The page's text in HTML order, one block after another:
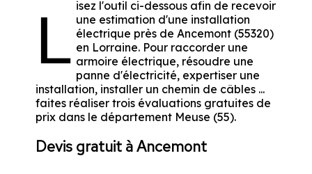
L isez l'outil ci-dessous afin de recevoir
une estimation d'une installation
électrique près de Ancemont (55320)
en Lorraine. Pour raccorder une
armoire électrique, résoudre une
panne d'électricité, expertiser une
installation, installer un chemin de câbles ...
faites réaliser trois évaluations gratuites de
prix dans le département Meuse (55).
Devis gratuit à Ancemont